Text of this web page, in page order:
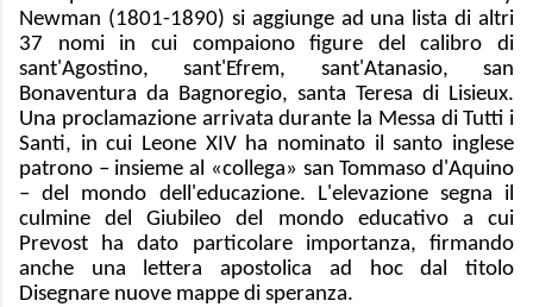
Newman (1801-1890) si aggiunge ad una lista di altri
37 nomi in cui compaiono figure del calibro di
sant'Agostino, sant'Efrem, sant'Atanasio, san
Bonaventura da Bagnoregio, santa Teresa di Lisieux.
Una proclamazione arrivata durante la Messa di Tutti i
Santi, in cui Leone XIV ha nominato il santo inglese
patrono – insieme al «collega» san Tommaso d'Aquino
– del mondo dell'educazione. L'elevazione segna il
culmine del Giubileo del mondo educativo a cui
Prevost ha dato particolare importanza, firmando
anche una lettera apostolica ad hoc dal titolo
Disegnare nuove mappe di speranza.